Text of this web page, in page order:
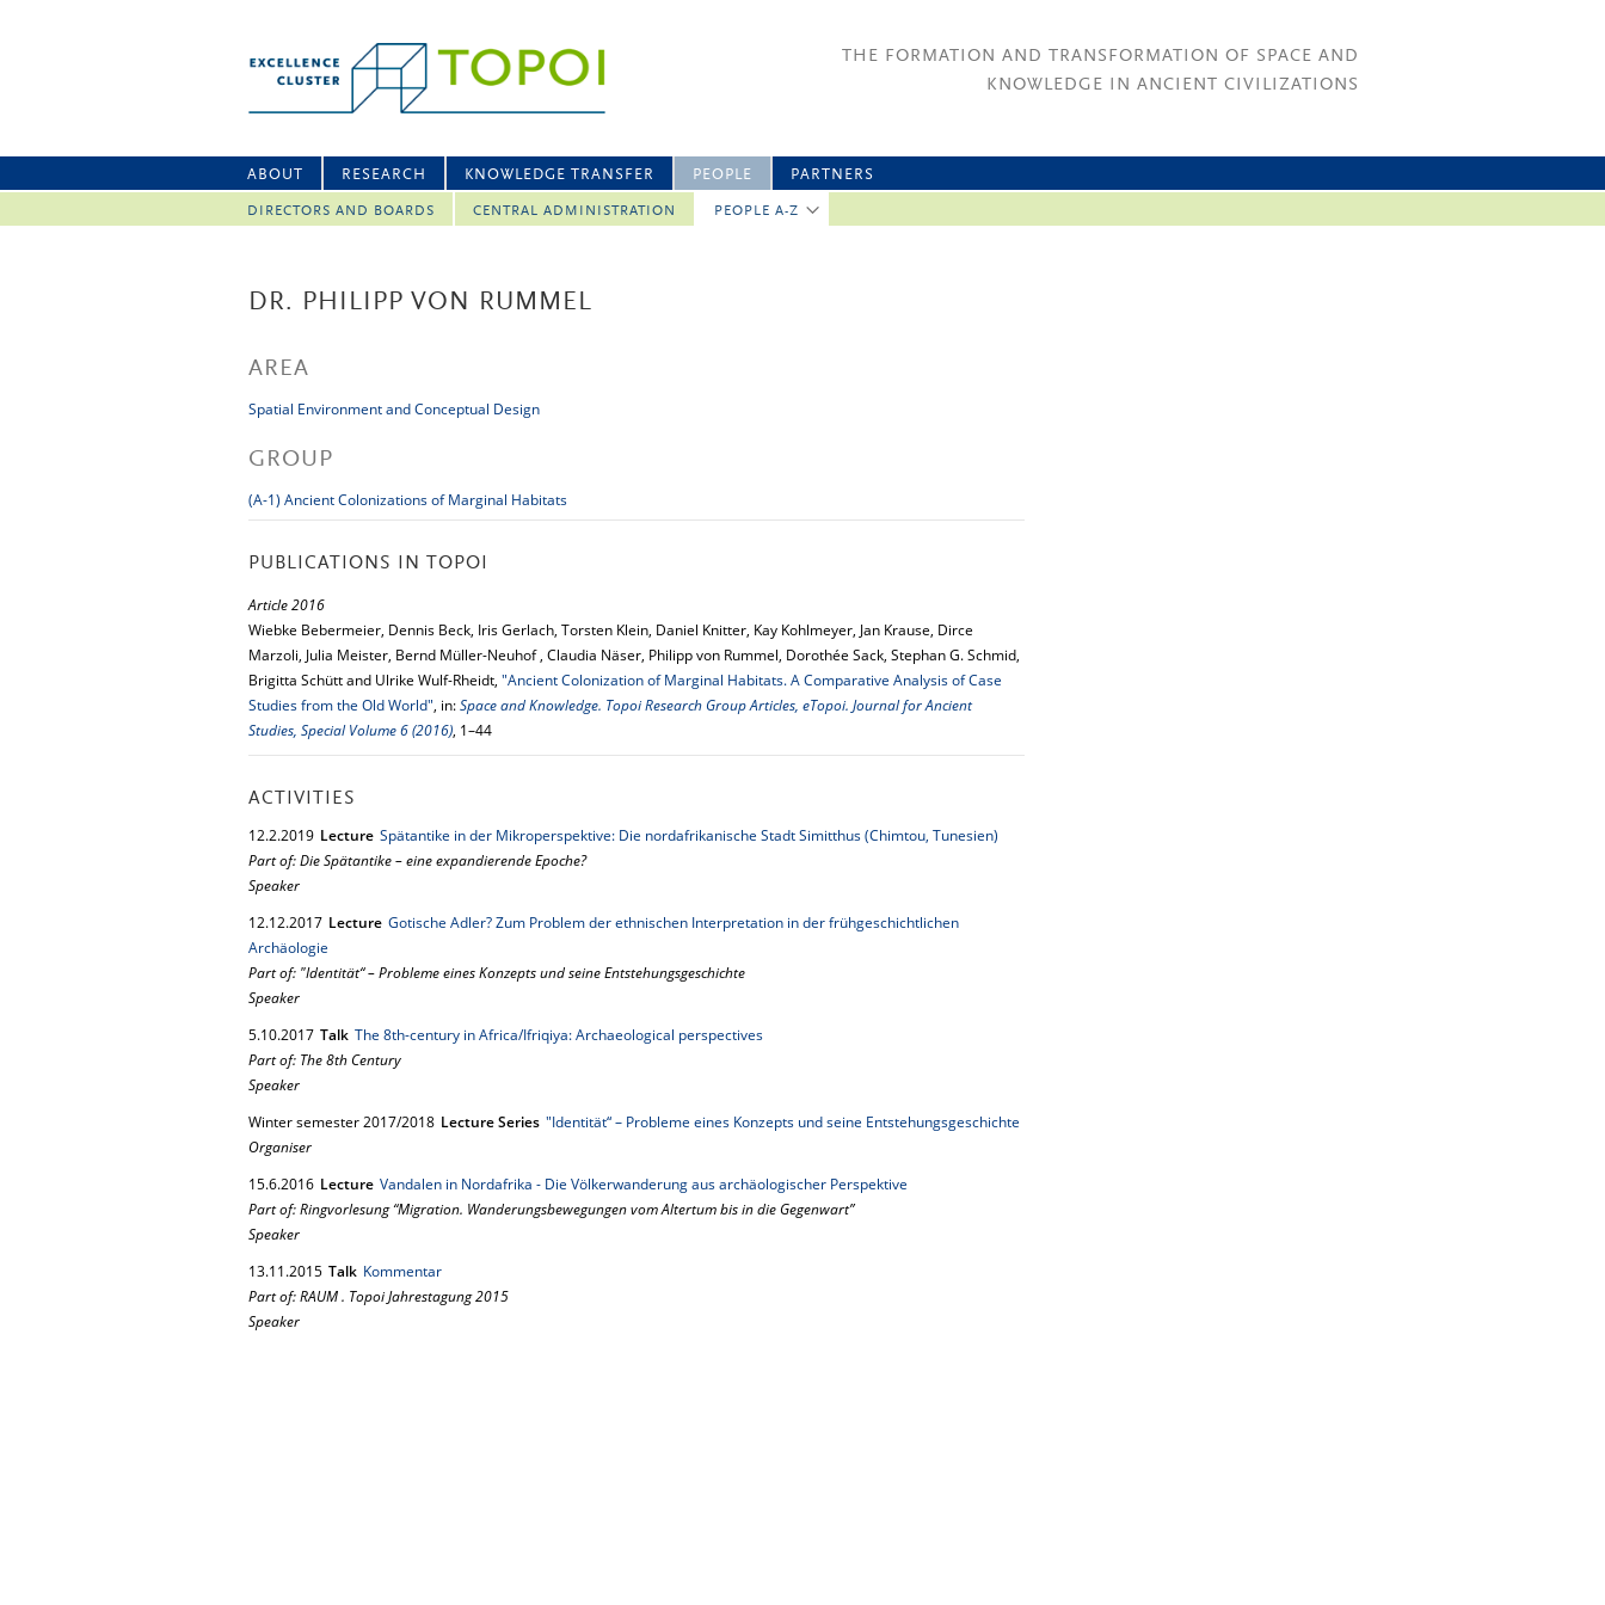
THE FORMATION AND TRANSFORMATION OF SPACE AND
KNOWLEDGE IN ANCIENT CIVILIZATIONS
ABOUT RESEARCH KNOWLEDGE TRANSFER PEOPLE
DIRECTORS AND BOARDS CENTRAL ADMINISTRATION PEOPLE A-Z
PARTNERS
DR. PHILIPP VON RUMMEL
AREA
Spatial Environment and Conceptual Design
GROUP
(A-1) Ancient Colonizations of Marginal Habitats
PUBLICATIONS IN TOPOI
Article 2016
Wiebke Bebermeier, Dennis Beck, Iris Gerlach, Torsten Klein, Daniel Knitter, Kay Kohlmeyer, Jan Krause, Dirce
Marzoli, Julia Meister, Bernd Müller-Neuhof , Claudia Näser, Philipp von Rummel, Dorothée Sack, Stephan G. Schmid,
Brigitta Schütt and Ulrike Wulf-Rheidt, "Ancient Colonization of Marginal Habitats. A Comparative Analysis of Case
Studies from the Old World", in:Space and Knowledge. Topoi Research Group Articles, eTopoi. Journal for Ancient
Studies, Special Volume 6 (2016), 1–44
ACTIVITIES
12.2.2019 Lecture Spätantike in der Mikroperspektive: Die nordafrikanische Stadt Simitthus (Chimtou, Tunesien)
Part of: Die Spätantike – eine expandierende Epoche?
Speaker
12.12.2017 Lecture Gotische Adler? Zum Problem der ethnischen Interpretation in der frühgeschichtlichen
Archäologie
Part of: "Identität“ – Probleme eines Konzepts und seine Entstehungsgeschichte
Speaker
5.10.2017 Talk The 8th-century in Africa/Ifriqiya: Archaeological perspectives
Part of: The 8th Century
Speaker
Winter semester 2017/2018 Lecture Series "Identität“ – Probleme eines Konzepts und seine Entstehungsgeschichte
Organiser
15.6.2016 Lecture Vandalen in Nordafrika - Die Völkerwanderung aus archäologischer Perspektive
Part of: Ringvorlesung “Migration. Wanderungsbewegungen vom Altertum bis in die Gegenwart”
Speaker
13.11.2015 Talk Kommentar
Part of: RAUM . Topoi Jahrestagung 2015
Speaker